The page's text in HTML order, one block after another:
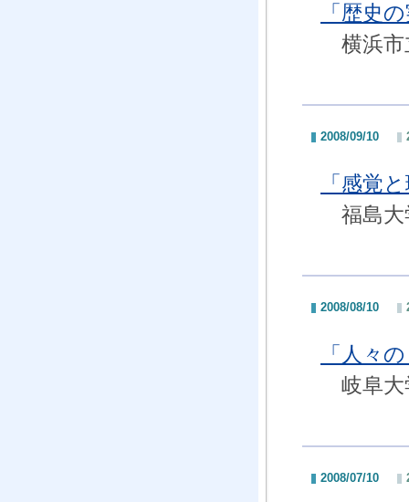
「歴史
横浜市
2008/09/10
「感覚
福島大
2008/08/10
「人々
岐阜大
2008/07/10